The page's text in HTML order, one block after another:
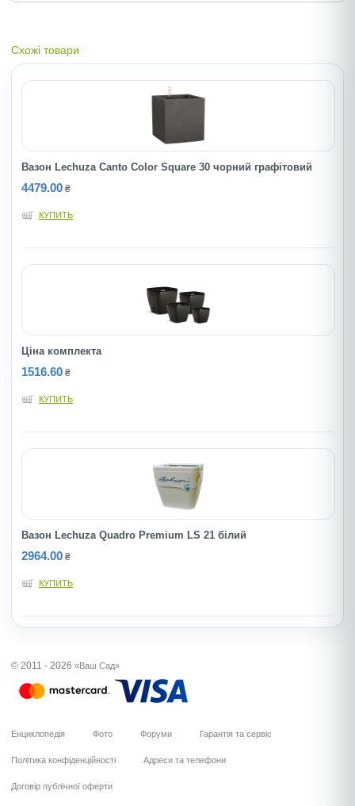
Схожі товари
Вазон Lechuza Canto Color Square 30 чорний графітовий
4479.00 ₴
КУПИТЬ
Ціна комплекта
1516.60 ₴
КУПИТЬ
Вазон Lechuza Quadro Premium LS 21 білий
2964.00 ₴
КУПИТЬ
© 2011 - 2026 «Ваш Сад»
Енциклопедія Фото Форуми Гарантія та сервіс
Політика конфіденційності Адреси та телефони
Договір публічної оферти